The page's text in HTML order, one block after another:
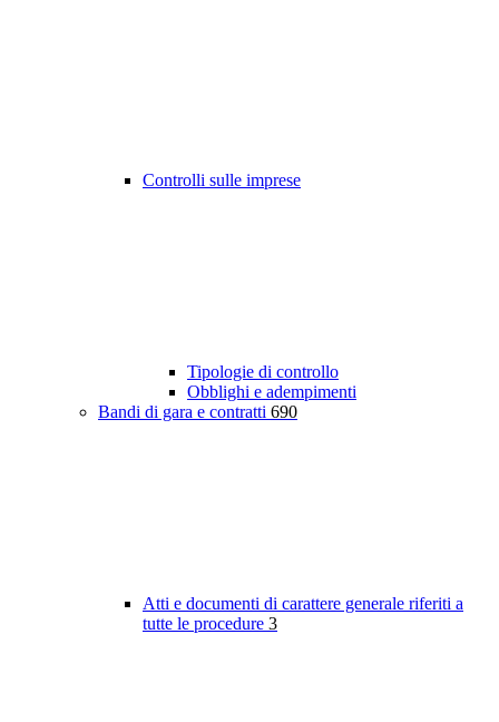
Controlli sulle imprese
Tipologie di controllo
Obblighi e adempimenti
Bandi di gara e contratti 690
Atti e documenti di carattere generale riferiti a
tutte le procedure 3